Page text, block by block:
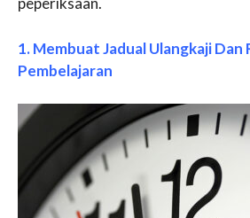
1. Membuat Jadual Ulangkaji Dan
Pembelajaran